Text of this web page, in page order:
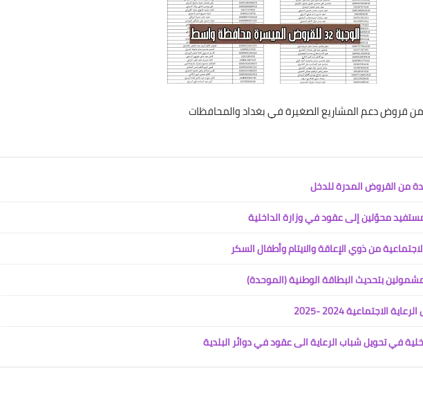
من القروض المدرة للدخل
من ذوي الإعاقة والايتام وأطفال السكر
بتحديث البطاقة الوطنية (الموحدة)
الاجتماعية 2024 -2025
في تحويل شباب الرعاية الى عقود في دوائر البلدية